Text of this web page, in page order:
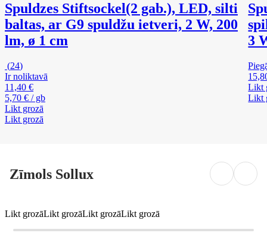
Spuldzes Stiftsockel(2 gab.), LED, silti
baltas, ar G9 spuldžu ietveri, 2 W, 200
lm, ø 1 cm
(24)
Ir noliktavā
11,40 €
5,70 € / gb
Likt grozā
Likt grozā
3
Likt
Likt
Zīmols Sollux
Likt grozāLikt grozāLikt grozāLikt grozā